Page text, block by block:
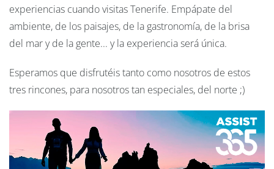
experiencias cuando visitas Tenerife. Empápate del
ambiente, de los paisajes, de la gastronomía, de la brisa
del mar y de la gente... y la experiencia será única.
Esperamos que disfrutéis tanto como nosotros de estos
tres rincones, para nosotros tan especiales, del norte ;)